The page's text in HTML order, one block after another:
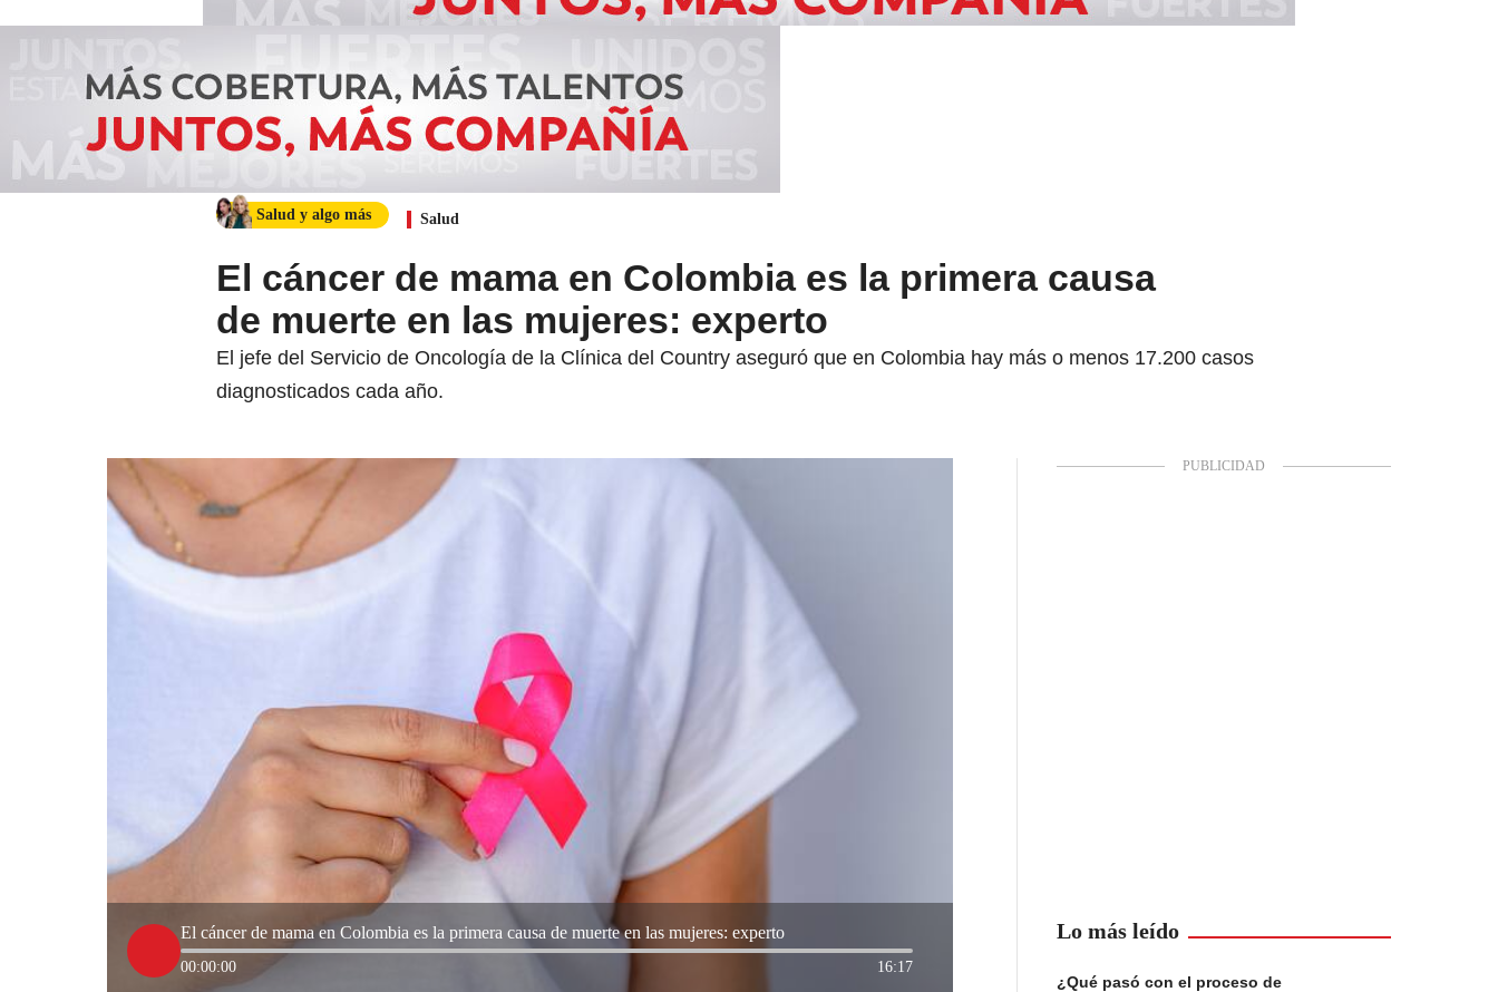
Salud y algo más Salud
El cáncer de mama en Colombia es la primera causa
de muerte en las mujeres: experto
El jefe del Servicio de Oncología de la Clínica del Country aseguró que en Colombia hay más o menos 17.200 casos
diagnosticados cada año.
El cáncer de mama en Colombia es la primera causa de muerte en las mujeres: experto
00:00:00 16:17
Lo más leído
¿Qué pasó con el proceso de